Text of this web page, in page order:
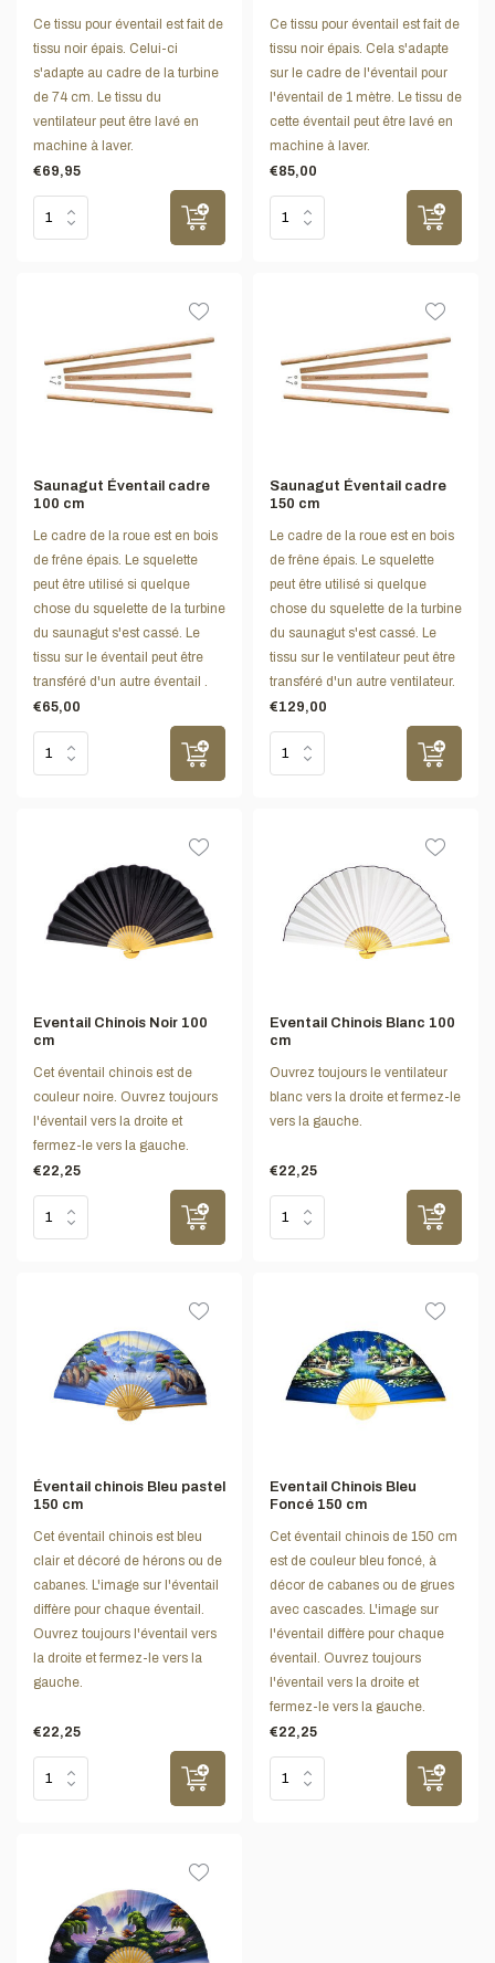
Ce tissu pour éventail est fait de
tissu noir épais. Celui-ci
s'adapte au cadre de la turbine
de 74 cm. Le tissu du
ventilateur peut être lavé en
machine à laver.
€69,95
Ce tissu pour éventail est fait de
tissu noir épais. Cela s'adapte
sur le cadre de l'éventail pour
l'éventail de 1 mètre. Le tissu de
cette éventail peut être lavé en
machine à laver.
€85,00
Saunagut Éventail cadre
100 cm
Le cadre de la roue est en bois
de frêne épais. Le squelette
peut être utilisé si quelque
chose du squelette de la turbine
du saunagut s'est cassé. Le
tissu sur le éventail peut être
transféré d'un autre éventail .
€65,00
Saunagut Éventail cadre
150 cm
Le cadre de la roue est en bois
de frêne épais. Le squelette
peut être utilisé si quelque
chose du squelette de la turbine
du saunagut s'est cassé. Le
tissu sur le ventilateur peut être
transféré d'un autre ventilateur.
€129,00
Eventail Chinois Noir 100
cm
Cet éventail chinois est de
couleur noire. Ouvrez toujours
l'éventail vers la droite et
fermez-le vers la gauche.
€22,25
Eventail Chinois Blanc 100
cm
Ouvrez toujours le ventilateur
blanc vers la droite et fermez-le
vers la gauche.
€22,25
Éventail chinois Bleu pastel
150 cm
Cet éventail chinois est bleu
clair et décoré de hérons ou de
cabanes. L'image sur l'éventail
diffère pour chaque éventail.
Ouvrez toujours l'éventail vers
la droite et fermez-le vers la
gauche.
€22,25
Eventail Chinois Bleu
Foncé 150 cm
Cet éventail chinois de 150 cm
est de couleur bleu foncé, à
décor de cabanes ou de grues
avec cascades. L'image sur
l'éventail diffère pour chaque
éventail. Ouvrez toujours
l'éventail vers la droite et
fermez-le vers la gauche.
€22,25